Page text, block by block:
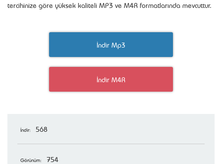
tercihinize göre yüksek kaliteli MP3 ve M4R formatlarında mevcuttur.
İndir Mp3
İndir M4R
İndir: 568
Görünüm: 754